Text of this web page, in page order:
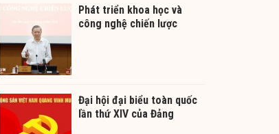
Phát triển khoa học và
công nghệ chiến lược
Đại hội đại biểu toàn quốc
lần thứ XIV của Đảng